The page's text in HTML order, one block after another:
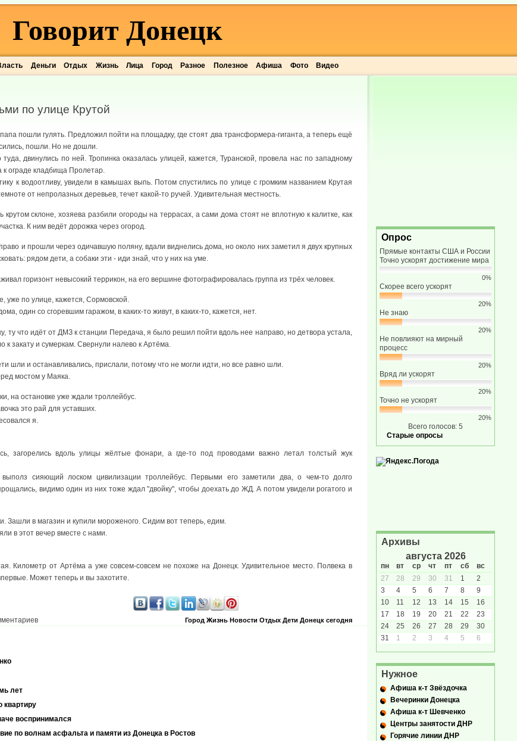
Деньги Отдых Жизнь Лица Город Разное Полезное Афиша Фото Видео
Говорит Донецк
по улице Крутой
пошли гулять. Предложил пойти на площадку, где стоят два трансформера-гиганта, а теперь ещё
пошли. Но не дошли.
двинулись по ней. Тропинка оказалась улицей, кажется, Туранской, провела нас по западному
к ограде кладбища Пролетар.
к водоотливу, увидели в камышах выпь. Потом спустились по улице с громким названием Крутая
от непролазных деревьев, течет какой-то ручей. Удивительная местность.
крутом склоне, хозяева разбили огороды на террасах, а сами дома стоят не вплотную к калитке, как
К ним ведёт дорожка через огород.
и прошли через одичавшую поляну, вдали виднелись дома, но около них заметил я двух крупных
рядом дети, а собаки эти - иди знай, что у них на уме.
горизонт невысокий террикон, на его вершине фотографировалась группа из трёх человек.
уже по улице, кажется, Сормовской.
один со сгоревшим гаражом, в каких-то живут, в каких-то, кажется, нет.
ту что идёт от ДМЗ к станции Передача, я было решил пойти вдоль нее направо, но детвора устала,
к закату и сумеркам. Свернули налево к Артёма.
шли и останавливались, прислали, потому что не могли идти, но все равно шли.
мостом у Маяка.
на остановке уже ждали троллейбус.
это рай для уставших.
я.
загорелись вдоль улицы жёлтые фонари, а где-то под проводами важно летал толстый жук
сияющий лоском цивилизации троллейбус. Первыми его заметили два, о чем-то долго
видимо один из них тоже ждал "двойку", чтобы доехать до ЖД. А потом увидели рогатого и
Зашли в магазин и купили мороженого. Сидим вот теперь, едим.
в этот вечер вместе с нами.
Километр от Артёма а уже совсем-совсем не похоже на Донецк. Удивительное место. Полвека в
Может теперь и вы захотите.
Город Жизнь Новости Отдых Дети Донецк сегодня
лет
квартиру
воспринимался
по волнам асфальта и памяти из Донецка в Ростов
Опрос
Прямые контакты США и России
Точно ускорят достижение мира
0%
Скорее всего ускорят
20%
Не знаю
20%
Не повлияют на мирный
процесс
20%
Вряд ли ускорят
20%
Точно не ускорят
20%
Всего голосов: 5
Старые опросы
Архивы
августа 2026
пн вт ср чт пт сб
вс
27
28 29 30 31 1
2
3
4 5 6 7 8
9
10
11 12 13 14 15
16
17
18 19 20 21 22
23
24
25 26 27 28 29
30
31
1 2 3 4 5 6
Нужное
Афиша к-т Звёздочка
Вечеринки Донецка
Афиша к-т Шевченко
Центры занятости ДНР
Горячие линии ДНР